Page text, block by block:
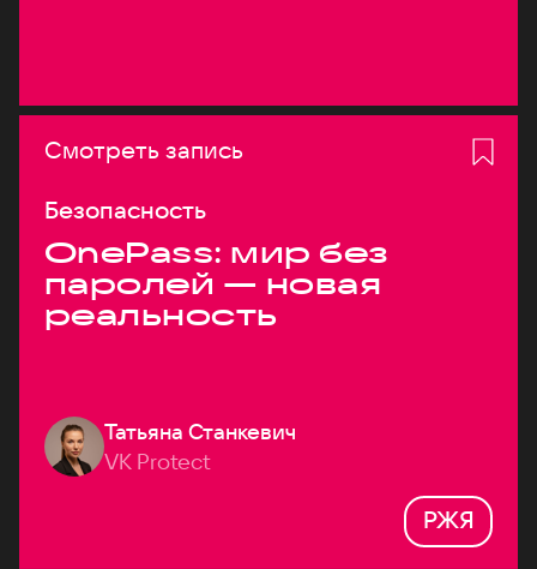
Смотреть запись
Безопасность
OnePass: мир без
паролей — новая
реальность
Татьяна Станкевич
VK Protect
РЖЯ